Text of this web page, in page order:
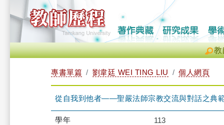
教
專書單篇 劉韋廷 WEI TING LIU 個人網頁
從自我到他者——聖嚴法師宗教交流與對話之典
學年 113